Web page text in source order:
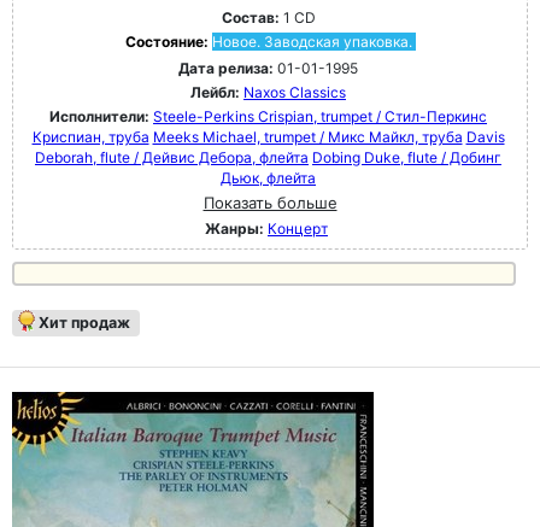
Состав: 1 CD
Состояние: Новое. Заводская упаковка.
Дата релиза: 01-01-1995
Лейбл: Naxos Classics
Исполнители: Steele-Perkins Crispian, trumpet / Стил-Перкинс
Криспиан, труба Meeks Michael, trumpet / Микс Майкл, труба Davis
Deborah, flute / Дейвис Дебора, флейта Dobing Duke, flute / Добинг
Дьюк, флейта
Показать больше
Жанры: Концерт
Хит продаж